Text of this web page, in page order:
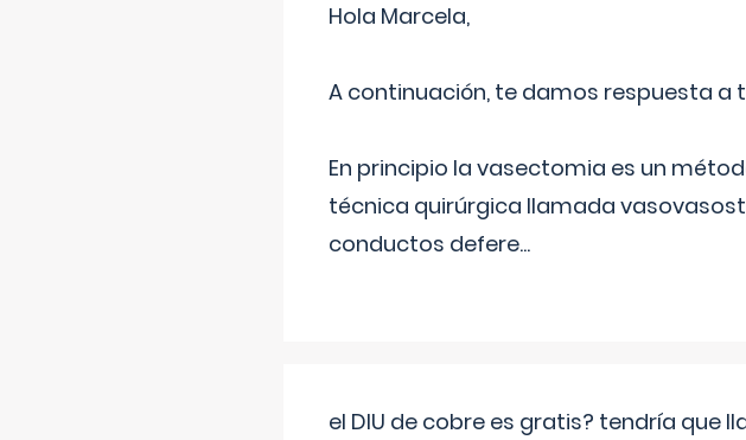
Hola Marcela,
A continuación, te damos respuesta a
En principio la vasectomia es un
técnica quirúrgica llamada
conductos defere...
el DIU de cobre es gratis? tendría